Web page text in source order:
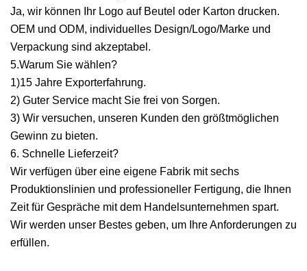
Ja, wir können Ihr Logo auf Beutel oder Karton drucken.
OEM und ODM, individuelles Design/Logo/Marke und
Verpackung sind akzeptabel.
5.Warum Sie wählen?
1)15 Jahre Exporterfahrung.
2) Guter Service macht Sie frei von Sorgen.
3) Wir versuchen, unseren Kunden den größtmöglichen
Gewinn zu bieten.
6. Schnelle Lieferzeit?
Wir verfügen über eine eigene Fabrik mit sechs
Produktionslinien und professioneller Fertigung, die Ihnen
Zeit für Gespräche mit dem Handelsunternehmen spart.
Wir werden unser Bestes geben, um Ihre Anforderungen zu
erfüllen.